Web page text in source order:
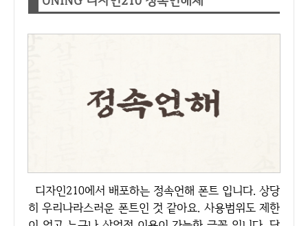
디자인210에서 배포하는 정속언해 폰트 입니다. 상당
히 우리나라스러운 폰트인 것 같아요. 사용범위도 제한